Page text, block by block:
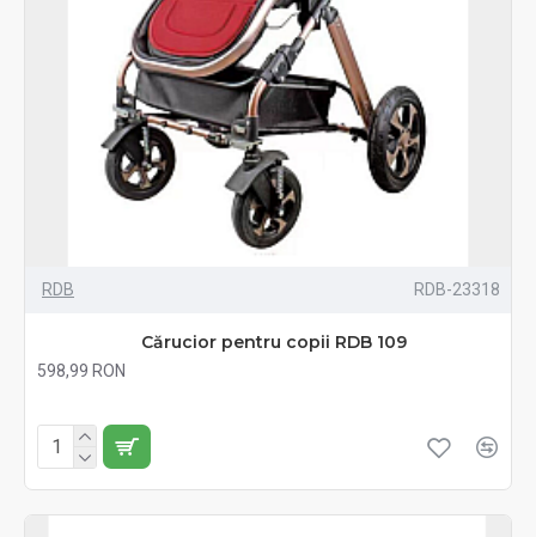
RDB RDB-23318
Cărucior pentru copii RDB 109
598,99 RON